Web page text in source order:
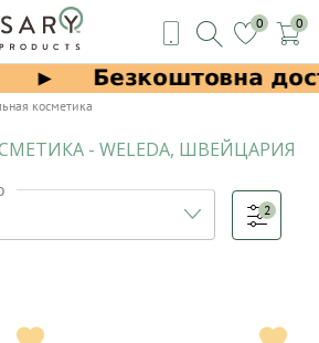
0 0
косметика
- WELEDA, ШВЕЙЦАРИЯ
2